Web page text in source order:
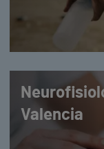
Valencia